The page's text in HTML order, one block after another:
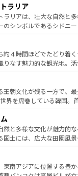
ーオーリンズでは、音楽と
力。旅行者はアメリカの各
ら、その多様性と豊かな
な旅のスタイルだ。 なお、新着のアメリカ
ンテンツ一覧を参照して
見逃せない。また、定番の
静かな自然を求めるならマ
。エメラルドグリーンに
てなしの心で訪れる人々を
いしいローカルフードや
的なフラダンスなど、す
味わってほしい。 なお、新着のハワイ情報
ンツ一覧を参照してほし
ラリア
ラリアは、壮大な自然と多
のシンボルであるシドニ
フや大陸中央部にそびえる
スマニアの美しい原生林
ころがたくさん。また、
クティビティも充実してお
ハイキングなど、アウト
ストラリアの多彩な魅力
しい。
約４時間ほどでたどり着
りなす魅力的な観光地。
ひつな山岳地帯である台湾
静けさが共存しており、
たらしてくれる。また、
いと評判のスイーツなど、
が味わえる。 なお、新着の台湾情
しい。
王朝文化が残る一方で、
界を席巻している韓国。
に足を延ばせば四季折々の
そして、キムチや焼肉、
まざまな韓国料理が待っ
包まれながら、韓国の多彩
わってみてほしい。 なお
してほしい。
然と多様な文化が魅力的
国土には、広大な田園風
展と共に伝統が息づく。ハ
市のフランス統治時代の
東南アジアに位置する豊